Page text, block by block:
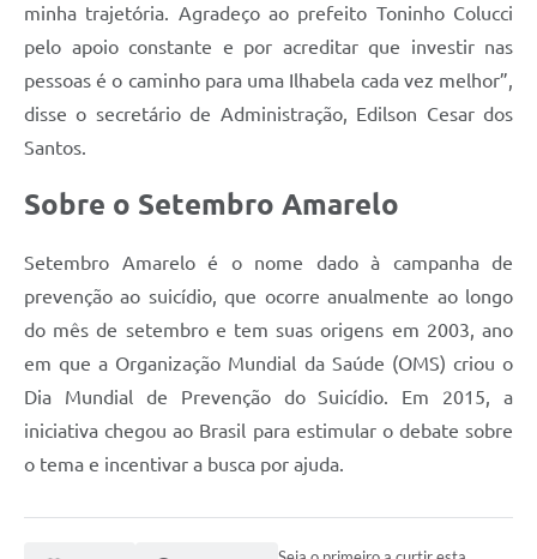
minha trajetória. Agradeço ao prefeito Toninho Colucci
pelo apoio constante e por acreditar que investir nas
pessoas é o caminho para uma Ilhabela cada vez melhor”,
disse o secretário de Administração, Edilson Cesar dos
Santos.
Sobre o Setembro Amarelo
Setembro Amarelo é o nome dado à campanha de
prevenção ao suicídio, que ocorre anualmente ao longo
do mês de setembro e tem suas origens em 2003, ano
em que a Organização Mundial da Saúde (OMS) criou o
Dia Mundial de Prevenção do Suicídio. Em 2015, a
iniciativa chegou ao Brasil para estimular o debate sobre
o tema e incentivar a busca por ajuda.